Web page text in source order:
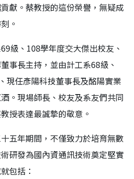
獻。蔡教授的這份榮譽，無疑成
。
級、108學年度交大傑出校友、
事長主持，並由計工系68級、
現任彥陽科技董事長及酩陽實業
。現場師長、校友及系友們共同
授表達最誠摯的敬意。
五年期間，不僅致力於培育無數
研發為國內資通訊技術奠定堅實
包括：